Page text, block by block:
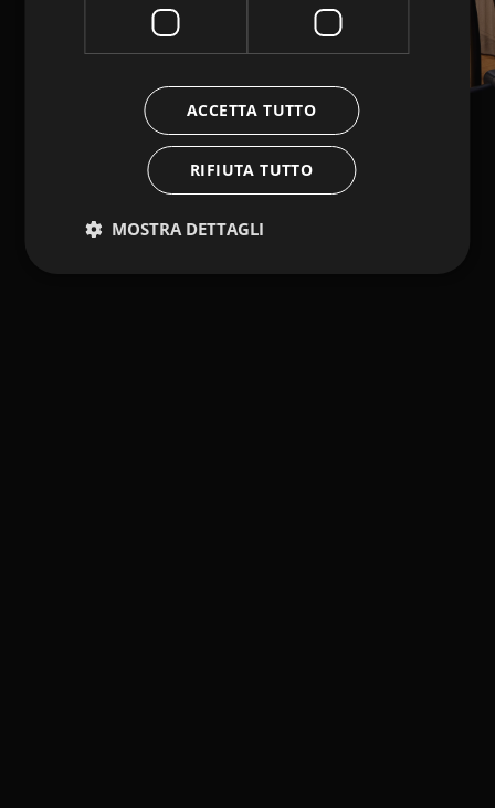
ACCETTA TUTTO
RIFIUTA TUTTO
MOSTRA DETTAGLI